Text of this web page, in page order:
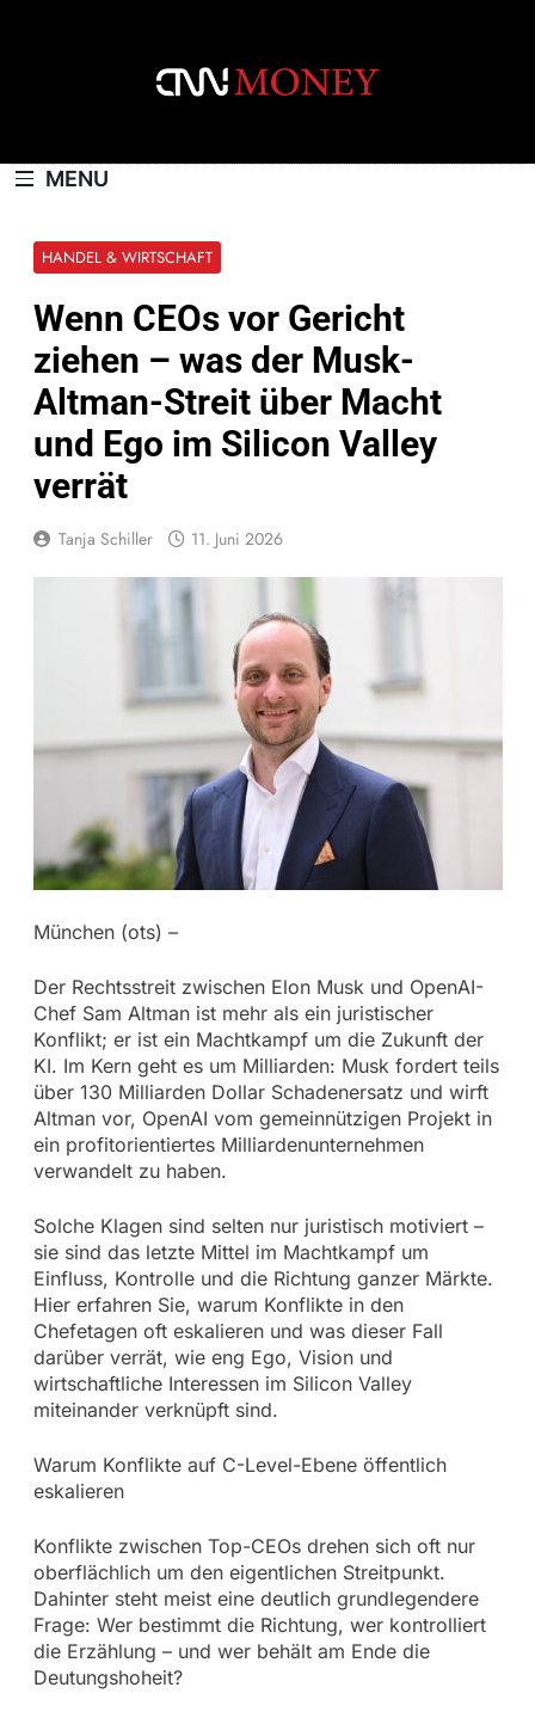
MENU
HANDEL & WIRTSCHAFT
Wenn CEOs vor Gericht
ziehen – was der Musk-
Altman-Streit über Macht
und Ego im Silicon Valley
verrät
Tanja Schiller 11. Juni 2026
München (ots) –
Der Rechtsstreit zwischen Elon Musk und OpenAI-
Chef Sam Altman ist mehr als ein juristischer
Konflikt; er ist ein Machtkampf um die Zukunft der
KI. Im Kern geht es um Milliarden: Musk fordert teils
über 130 Milliarden Dollar Schadenersatz und wirft
Altman vor, OpenAI vom gemeinnützigen Projekt in
ein profitorientiertes Milliardenunternehmen
verwandelt zu haben.
Solche Klagen sind selten nur juristisch motiviert –
sie sind das letzte Mittel im Machtkampf um
Einfluss, Kontrolle und die Richtung ganzer Märkte.
Hier erfahren Sie, warum Konflikte in den
Chefetagen oft eskalieren und was dieser Fall
darüber verrät, wie eng Ego, Vision und
wirtschaftliche Interessen im Silicon Valley
miteinander verknüpft sind.
Warum Konflikte auf C-Level-Ebene öffentlich
eskalieren
Konflikte zwischen Top-CEOs drehen sich oft nur
oberflächlich um den eigentlichen Streitpunkt.
Dahinter steht meist eine deutlich grundlegendere
Frage: Wer bestimmt die Richtung, wer kontrolliert
die Erzählung – und wer behält am Ende die
Deutungshoheit?